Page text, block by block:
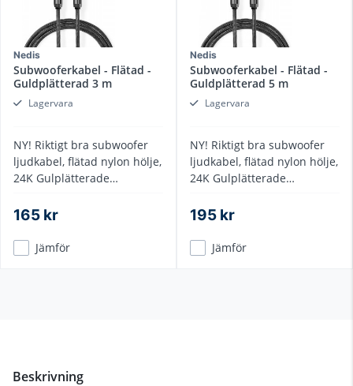
Nedis
Subwooferkabel - Flätad -
Guldplätterad 3 m
Lagervara
NY! Riktigt bra subwoofer
ljudkabel, flätad nylon hölje,
24K Gulplätterade
skärmning
165 kr
Jämför
Nedis
Subwooferkabel - Flätad -
Guldplätterad 5 m
Lagervara
NY! Riktigt bra subwoofer
ljudkabel, flätad nylon hölje,
24K Gulplätterade
skärmning
195 kr
Jämför
Beskrivning